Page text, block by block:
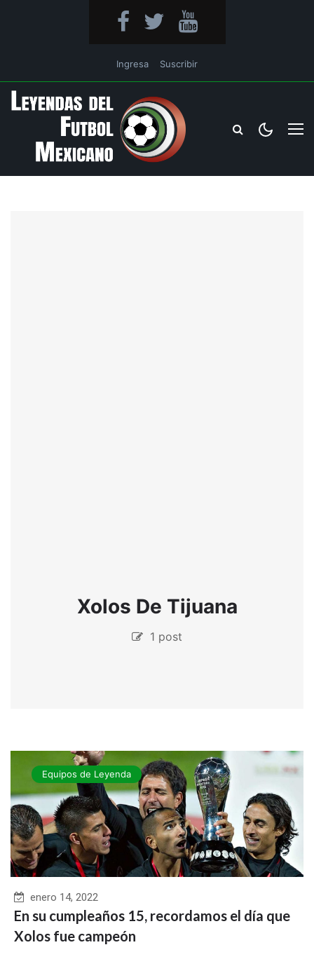
Ingresa Suscribir
Xolos De Tijuana
1 post
Equipos de Leyenda
enero 14, 2022
En su cumpleaños 15, recordamos el día que
Xolos fue campeón